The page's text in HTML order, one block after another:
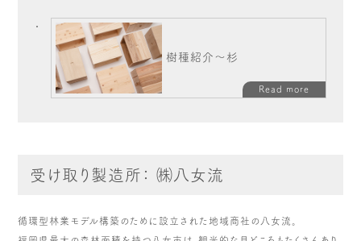
樹種紹介～杉
Read more
受け取り製造所： ㈱八女流
循環型林業モデル構築のために設立された地域商社の八女流。